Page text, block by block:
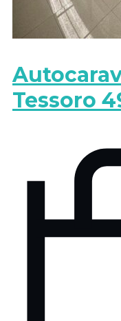
Tessoro